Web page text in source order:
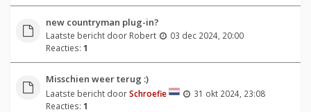
new countryman plug-in?
Laatste bericht door Robert
03 dec 2024, 20:00
Reacties: 1
Misschien weer terug :)
Laatste bericht doorSchroefie
31 okt 2024, 23:08
Reacties: 1